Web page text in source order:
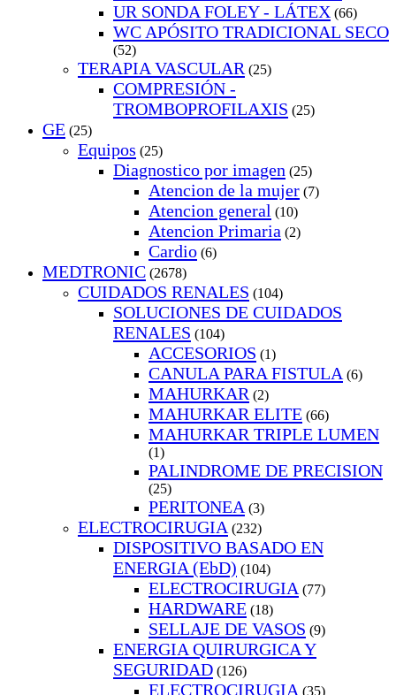
UR SONDA FOLEY - LÁTEX (66)
WC APÓSITO TRADICIONAL SECO
(52)
TERAPIA VASCULAR (25)
COMPRESIÓN -
TROMBOPROFILAXIS (25)
GE (25)
Equipos (25)
Diagnostico por imagen (25)
Atencion de la mujer (7)
Atencion general (10)
Atencion Primaria (2)
Cardio (6)
MEDTRONIC (2678)
CUIDADOS RENALES (104)
SOLUCIONES DE CUIDADOS
RENALES (104)
ACCESORIOS (1)
CANULA PARA FISTULA (6)
MAHURKAR (2)
MAHURKAR ELITE (66)
MAHURKAR TRIPLE LUMEN
(1)
PALINDROME DE PRECISION
(25)
PERITONEA (3)
ELECTROCIRUGIA (232)
DISPOSITIVO BASADO EN
ENERGIA (EbD) (104)
ELECTROCIRUGIA (77)
HARDWARE (18)
SELLAJE DE VASOS (9)
ENERGIA QUIRURGICA Y
SEGURIDAD (126)
ELECTROCIRUGIA (35)